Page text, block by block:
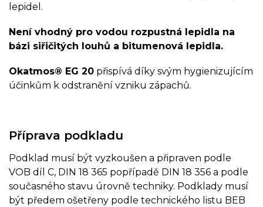
lepidel.
Není vhodný pro vodou rozpustná lepidla na
bázi siřičitých louhů a bitumenová lepidla.
Okatmos® EG 20 přispívá díky svým hygienizujícím
účinkům k odstranění vzniku zápachů.
Příprava podkladu
Podklad musí být vyzkoušen a připraven podle
VOB díl C, DIN 18 365 popřípadě DIN 18 356 a podle
současného stavu úrovně techniky. Podklady musí
být předem ošetřeny podle technického listu BEB